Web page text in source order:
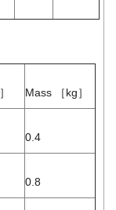
］ Mass ［kg］
0.4
0.8